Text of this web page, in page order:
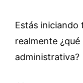
Estás iniciando
realmente
administrativa?